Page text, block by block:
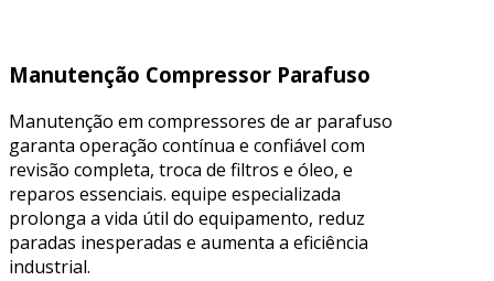
Manutenção Compressor Parafuso
Manutenção em compressores de ar parafuso
garanta operação contínua e confiável com
revisão completa, troca de filtros e óleo, e
reparos essenciais. equipe especializada
prolonga a vida útil do equipamento, reduz
paradas inesperadas e aumenta a eficiência
industrial.